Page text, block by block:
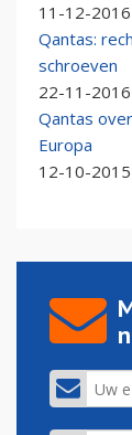
11-12-
Qantas:
schroeven
22-11-
Qantas
Europa
12-10-